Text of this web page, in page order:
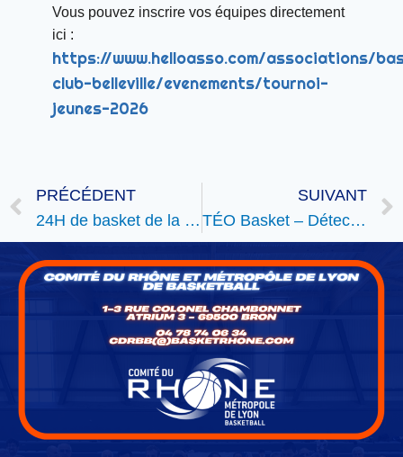
Vous pouvez inscrire vos équipes directement
ici :
https://www.helloasso.com/associations/
club-belleville/evenements/tournoi-
jeunes-2026
PRÉCÉDENT
24H de basket de la CTC SORB
SUIVANT
TÉO Basket – Détections Masculines 26/27